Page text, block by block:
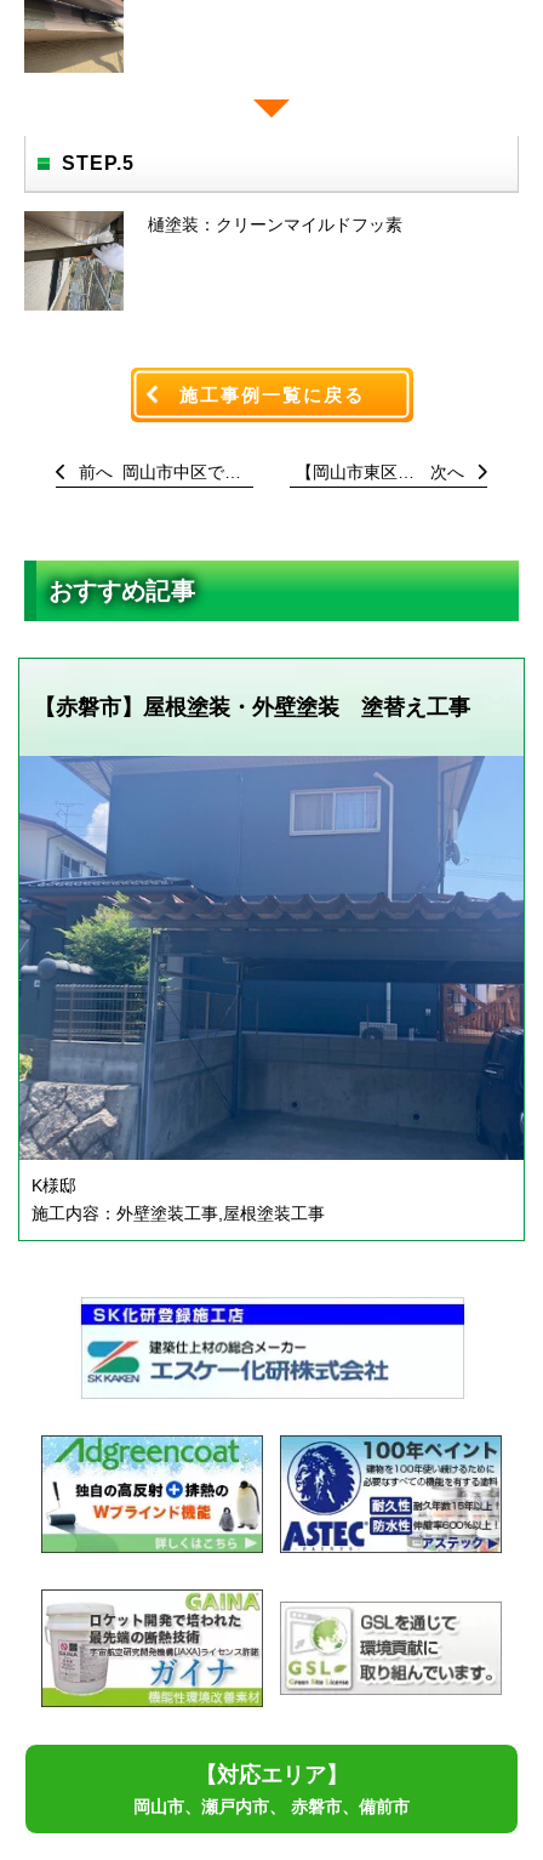
STEP.5
樋塗装：クリーンマイルドフッ素
施工事例一覧に戻る
前へ 岡山市中区でシリコン塗料で屋根・外壁塗装工事 次へ
おすすめ記事
【赤磐市】屋根塗装・外壁塗装 塗替え工事
K様邸
施工内容：外壁塗装工事,屋根塗装工事
【対応エリア】
岡山市、瀬戸内市、 赤磐市、備前市